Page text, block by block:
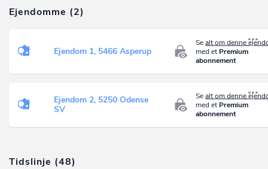
Ejendomme (2)
Sealt om denne
med et Premium
abonnement
Ejendom 1, 5466 Asperup
Sealt om denne
med et Premium
abonnement
Ejendom 2, 5250 Odense
SV
Tidslinje (48)